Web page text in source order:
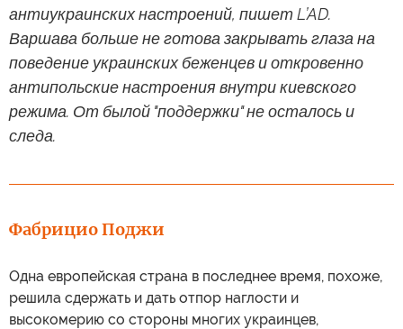
антиукраинских настроений, пишет L’AD.
Варшава больше не готова закрывать глаза на
поведение украинских беженцев и откровенно
антипольские настроения внутри киевского
режима. От былой "поддержки" не осталось и
следа.
Фабрицио Поджи
Одна европейская страна в последнее время, похоже,
решила сдержать и дать отпор наглости и
высокомерию со стороны многих украинцев,